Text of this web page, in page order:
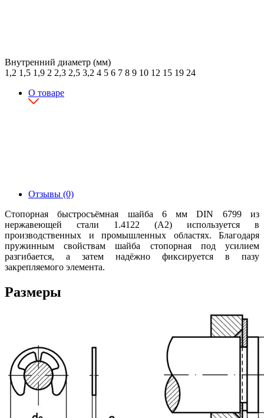
Внутренний диаметр (мм)
1,2 1,5 1,9 2 2,3 2,5 3,2 4 5 6 7 8 9 10 12 15 19 24
О товаре
Отзывы (0)
Стопорная быстросъёмная шайба 6 мм DIN 6799 из
нержавеющей стали 1.4122 (А2) используется в
производственных и промышленных областях. Благодаря
пружинным свойствам шайба стопорная под усилием
разгибается, а затем надёжно фиксируется в пазу
закрепляемого элемента.
Размеры